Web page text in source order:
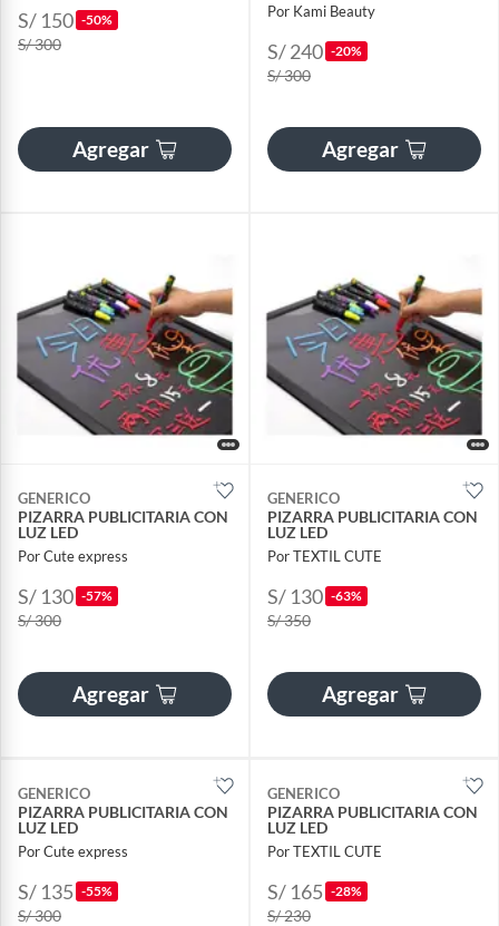
S/ 150 -50%
S/ 300
Agregar
Por Kami Beauty
S/ 240 -20%
S/ 300
Agregar
GENERICO
PIZARRA PUBLICITARIA CON
LUZ LED
Por Cute express
S/ 130 -57%
S/ 300
Agregar
GENERICO
PIZARRA PUBLICITARIA CON
LUZ LED
Por TEXTIL CUTE
S/ 130 -63%
S/ 350
Agregar
GENERICO
PIZARRA PUBLICITARIA CON
LUZ LED
Por Cute express
S/ 135 -55%
S/ 300
GENERICO
PIZARRA PUBLICITARIA CON
LUZ LED
Por TEXTIL CUTE
S/ 165 -28%
S/ 230